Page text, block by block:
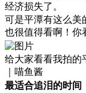
经济损失了。
可是平潭有这么美
也很值得看啊！你
给大家看看我拍的
｜喵鱼酱
最适合追泪的时间